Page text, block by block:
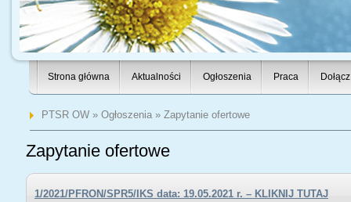
Strona główna Aktualności Ogłoszenia Praca
PTSR OW» Ogłoszenia» Zapytanie ofertowe
Zapytanie ofertowe
1/2021/PFRON/SPR5/IKS data: 19.05.2021 r. – KLIKNIJ TUTAJ